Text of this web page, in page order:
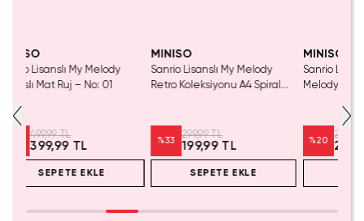
MINISO
Sanrio Lisanslı My Melody
Retro Koleksiyonu A4 Spiral
%33
299,99 TL
199,99 TL
SEPETE EKLE
MINISO
Sanrio Lisanslı Yaz Serisi My
Melody Karakterli Figür
%20
299,99 TL
239,99 TL
SEPETE EKLE
Sanrio
Cam
%